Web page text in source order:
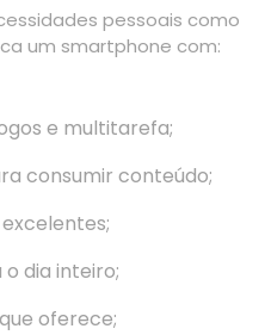
pessoais como
um smartphone com:
e multitarefa;
consumir conteúdo;
dia inteiro;
oferece;